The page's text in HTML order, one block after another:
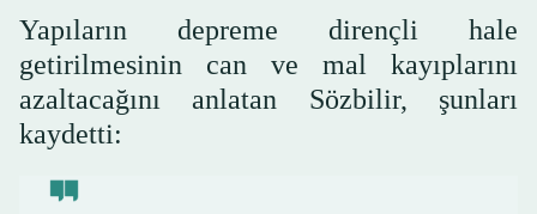
Yapıların depreme dirençli hale
getirilmesinin can ve mal kayıplarını
azaltacağını anlatan Sözbilir, şunları
kaydetti: